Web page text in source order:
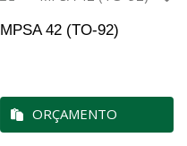
MPSA 42 (TO-92)
ORÇAMENTO